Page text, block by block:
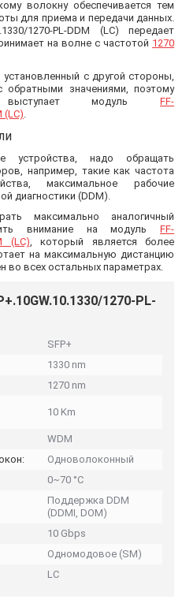
волокну обеспечивается тем
для приема и передачи данных.
1270-PL-DDM (LC) передает
на волне с частотой 1270
с другой стороны,
значениями, поэтому
выступает модуль FF-
(LC).
устройства, надо обращать
например, такие как частота
максимальное рабочие
диагностики (DDM).
максимально аналогичный
внимание на модуль FF-
(LC), который является более
на максимальную дистанцию
во всех остальных параметрах.
1270-PL-
SFP+
1330 nm
1270 nm
10 Km
WDM
Одноволоконный
0~70 °C
Поддержка DDM
(DDMI, DOM)
10 Gbps
Одномодовое (SM)
LC